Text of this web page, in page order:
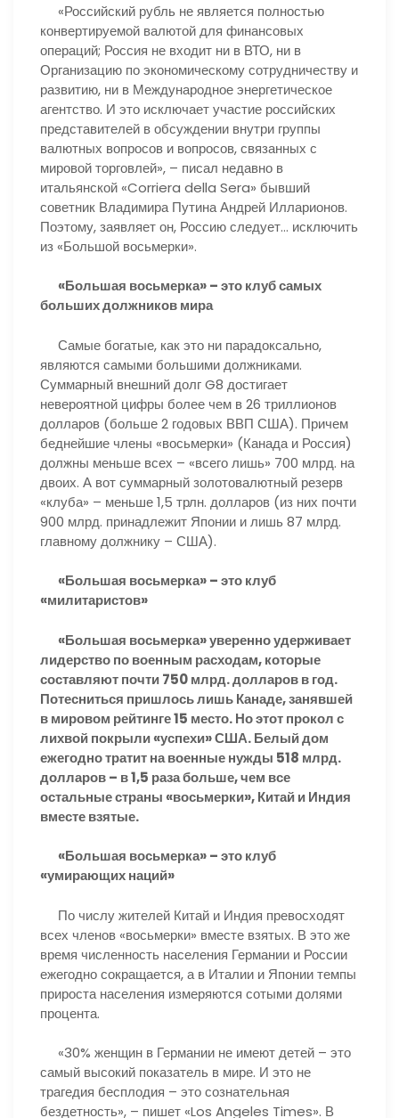
«Российский рубль не является полностью
конвертируемой валютой для финансовых
операций; Россия не входит ни в ВТО, ни в
Организацию по экономическому сотрудничеству и
развитию, ни в Международное энергетическое
агентство. И это исключает участие российских
представителей в обсуждении внутри группы
валютных вопросов и вопросов, связанных с
мировой торговлей», – писал недавно в
итальянской «Corriera della Sera» бывший
советник Владимира Путина Андрей Илларионов.
Поэтому, заявляет он, Россию следует… исключить
из «Большой восьмерки».
«Большая восьмерка» – это клуб самых
больших должников мира
Самые богатые, как это ни парадоксально,
являются самыми большими должниками.
Суммарный внешний долг G8 достигает
невероятной цифры более чем в 26 триллионов
долларов (больше 2 годовых ВВП США). Причем
беднейшие члены «восьмерки» (Канада и Россия)
должны меньше всех – «всего лишь» 700 млрд. на
двоих. А вот суммарный золотовалютный резерв
«клуба» – меньше 1,5 трлн. долларов (из них почти
900 млрд. принадлежит Японии и лишь 87 млрд.
главному должнику – США).
«Большая восьмерка» – это клуб
«милитаристов»
«Большая восьмерка» уверенно удерживает
лидерство по военным расходам, которые
составляют почти 750 млрд. долларов в год.
Потесниться пришлось лишь Канаде, занявшей
в мировом рейтинге 15 место. Но этот прокол с
лихвой покрыли «успехи» США. Белый дом
ежегодно тратит на военные нужды 518 млрд.
долларов – в 1,5 раза больше, чем все
остальные страны «восьмерки», Китай и Индия
вместе взятые.
«Большая восьмерка» – это клуб
«умирающих наций»
По числу жителей Китай и Индия превосходят
всех членов «восьмерки» вместе взятых. В это же
время численность населения Германии и России
ежегодно сокращается, а в Италии и Японии темпы
прироста населения измеряются сотыми долями
процента.
«30% женщин в Германии не имеют детей – это
самый высокий показатель в мире. И это не
трагедия бесплодия – это сознательная
бездетность», – пишет «Los Angeles Times». В